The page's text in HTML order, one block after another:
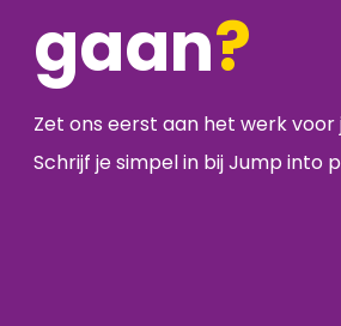
gaan?
Zet ons eerst aan het werk
Schrijf je simpel in bij Jump into